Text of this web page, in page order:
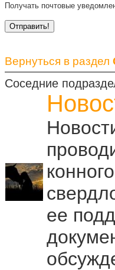
Получать почтовые
Вернуться в раздел
Соседние
ее